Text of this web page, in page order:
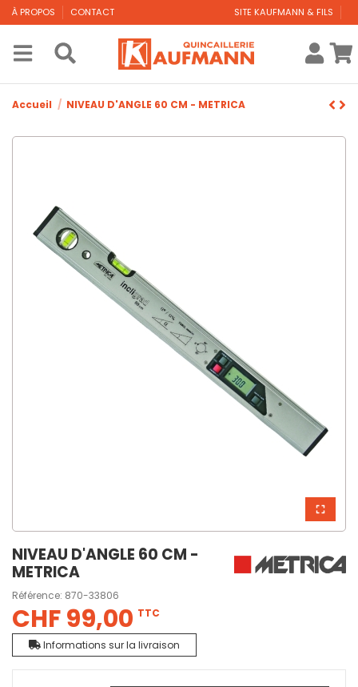
À PROPOS CONTACT SITE KAUFMANN & FILS
Accueil NIVEAU D'ANGLE 60 CM - METRICA
NIVEAU D'ANGLE 60 CM -
METRICA
Référence: 870-33806
CHF 99,00 TTC
Informations sur la livraison